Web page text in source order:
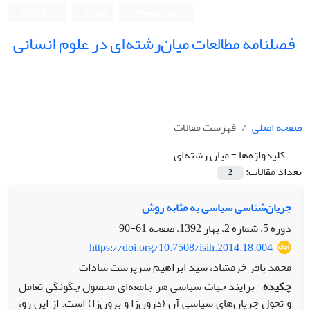
فصلنامه مطالعات میان‌رشته‌ای در علوم انسانی
صفحه اصلی
فهرست مقالات
کلیدواژه‌ها =میان رشته‌ای
تعداد مقالات:
2
جریان‌شناسی سیاسی به مثابه روش
دوره 5، شماره 2، بهار 1392، صفحه
61-90
https://doi.org/10.7508/isih.2014.18.004
محمد باقر خرمشاد، سید ابراهیم سرپرست سادات
چکیده برایند حیات سیاسی هر جامعه‌ای محصول چگونگی تعامل
و تحول جریان‌های سیاسی آن (درون‌زا و برون‌زا) است. از این رو،